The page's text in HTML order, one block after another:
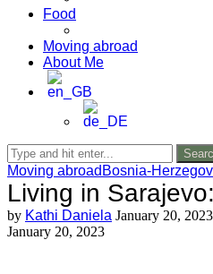
Food
Moving abroad
About Me
Moving abroad Bosnia-
Living in
by Kathi Daniela January 20, 2023
January 20, 2023